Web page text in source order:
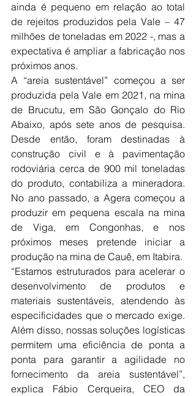
ainda é pequeno em relação ao total
de rejeitos produzidos pela Vale – 47
milhões de toneladas em 2022 -, mas a
expectativa é ampliar a fabricação nos
próximos anos.
A “areia sustentável” começou a ser
produzida pela Vale em 2021, na mina
de Brucutu, em São Gonçalo do Rio
Abaixo, após sete anos de pesquisa.
Desde então, foram destinadas à
construção civil e à pavimentação
rodoviária cerca de 900 mil toneladas
do produto, contabiliza a mineradora.
No ano passado, a Agera começou a
produzir em pequena escala na mina
de Viga, em Congonhas, e nos
próximos meses pretende iniciar a
produção na mina de Cauê, em Itabira.
“Estamos estruturados para acelerar o
desenvolvimento de produtos e
materiais sustentáveis, atendendo às
especificidades que o mercado exige.
Além disso, nossas soluções logísticas
permitem uma eficiência de ponta a
ponta para garantir a agilidade no
fornecimento da areia sustentável”,
explica Fábio Cerqueira, CEO da